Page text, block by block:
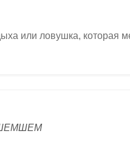
или ловушка, которая
ШЕМШЕМ